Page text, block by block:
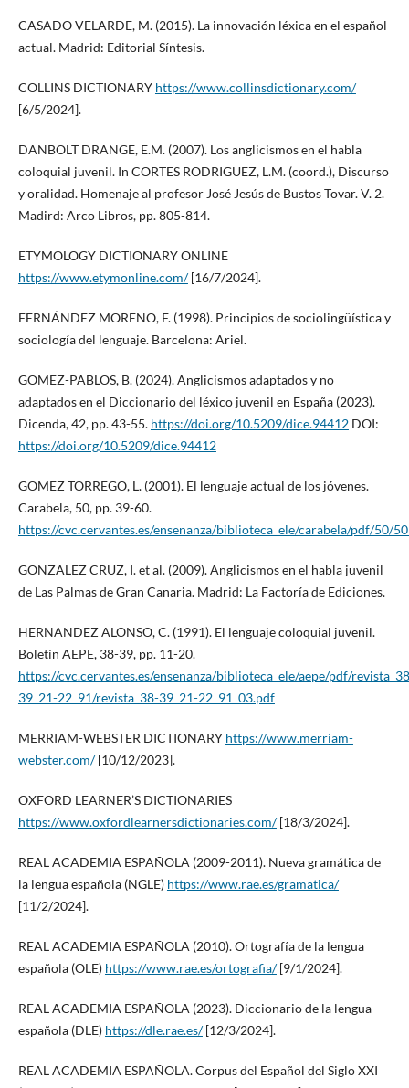
CASADO VELARDE, M. (2015). La innovación léxica en el español
actual. Madrid: Editorial Síntesis.
COLLINS DICTIONARY https://www.collinsdictionary.com/
[6/5/2024].
DANBOLT DRANGE, E.M. (2007). Los anglicismos en el habla
coloquial juvenil. In CORTES RODRIGUEZ, L.M. (coord.), Discurso
y oralidad. Homenaje al profesor José Jesús de Bustos Tovar. V. 2.
Madird: Arco Libros, pp. 805-814.
ETYMOLOGY DICTIONARY ONLINE
https://www.etymonline.com/[16/7/2024].
FERNÁNDEZ MORENO, F. (1998). Principios de sociolingüística y
sociología del lenguaje. Barcelona: Ariel.
GOMEZ-PABLOS, B. (2024). Anglicismos adaptados y no
adaptados en el Diccionario del léxico juvenil en España (2023).
Dicenda, 42, pp. 43-55. https://doi.org/10.5209/dice.94412DOI:
https://doi.org/10.5209/dice.94412
GOMEZ TORREGO, L. (2001). El lenguaje actual de los jóvenes.
Carabela, 50, pp. 39-60.
https://cvc.cervantes.es/ensenanza/biblioteca_ele/carabela/pdf/50/
GONZALEZ CRUZ, I. et al. (2009). Anglicismos en el habla juvenil
de Las Palmas de Gran Canaria. Madrid: La Factoría de Ediciones.
HERNANDEZ ALONSO, C. (1991). El lenguaje coloquial juvenil.
Boletín AEPE, 38-39, pp. 11-20.
https://cvc.cervantes.es/ensenanza/biblioteca_ele/aepe/pdf/
39_21-22_91/revista_38-39_21-22_91_03.pdf
MERRIAM-WEBSTER DICTIONARY https://www.merriam-
webster.com/[10/12/2023].
OXFORD LEARNER’S DICTIONARIES
https://www.oxfordlearnersdictionaries.com/[18/3/2024].
REAL ACADEMIA ESPAÑOLA (2009-2011). Nueva gramática de
la lengua española (NGLE) https://www.rae.es/gramatica/
[11/2/2024].
REAL ACADEMIA ESPAÑOLA (2010). Ortografía de la lengua
española (OLE) https://www.rae.es/ortografia/[9/1/2024].
REAL ACADEMIA ESPAÑOLA (2023). Diccionario de la lengua
española (DLE) https://dle.rae.es/[12/3/2024].
REAL ACADEMIA ESPAÑOLA. Corpus del Español del Siglo XXI